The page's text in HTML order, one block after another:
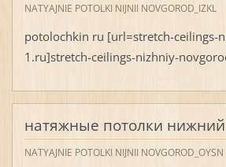
NATYAJNIE POTOLKI NIJNII NOVGOROD_IZKL
potolochkin ru [url=stretch-ceilings-
1.ru]stretch-ceilings-nizhniy-
натяжные потолки
NATYAJNIE POTOLKI NIJNII NOVGOROD_OYSN